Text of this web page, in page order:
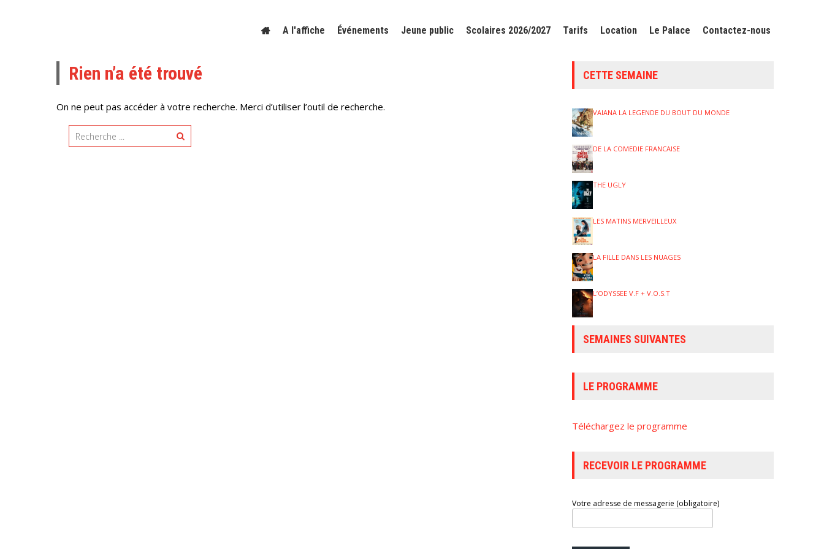
A l'affiche Événements Jeune public Scolaires 2026/2027 Tarifs Location Le Palace Contactez-nous
Rien n’a été trouvé
On ne peut pas accéder à votre recherche. Merci d’utiliser l’outil de recherche.
CETTE SEMAINE
VAIANA LA LEGENDE DU BOUT DU MONDE
DE LA COMEDIE FRANCAISE
THE UGLY
LES MATINS MERVEILLEUX
LA FILLE DANS LES NUAGES
L’ODYSSEE V.F + V.O.S.T
SEMAINES SUIVANTES
LE PROGRAMME
Téléchargez le programme
RECEVOIR LE PROGRAMME
Votre adresse de messagerie (obligatoire)